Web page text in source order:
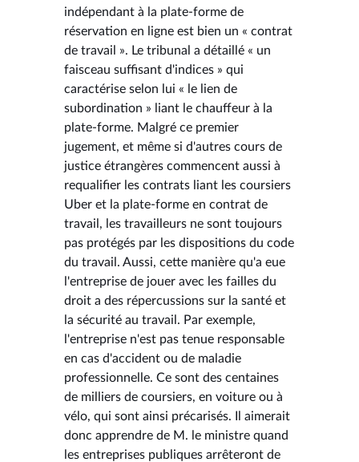
indépendant à la plate-forme de
réservation en ligne est bien un « contrat
de travail ». Le tribunal a détaillé « un
faisceau suffisant d'indices » qui
caractérise selon lui « le lien de
subordination » liant le chauffeur à la
plate-forme. Malgré ce premier
jugement, et même si d'autres cours de
justice étrangères commencent aussi à
requalifier les contrats liant les coursiers
Uber et la plate-forme en contrat de
travail, les travailleurs ne sont toujours
pas protégés par les dispositions du code
du travail. Aussi, cette manière qu'a eue
l'entreprise de jouer avec les failles du
droit a des répercussions sur la santé et
la sécurité au travail. Par exemple,
l'entreprise n'est pas tenue responsable
en cas d'accident ou de maladie
professionnelle. Ce sont des centaines
de milliers de coursiers, en voiture ou à
vélo, qui sont ainsi précarisés. Il aimerait
donc apprendre de M. le ministre quand
les entreprises publiques arrêteront de